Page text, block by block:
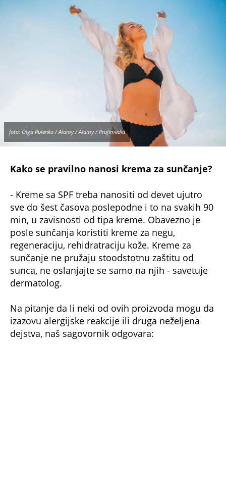
foto: Olga Rolenko / Alamy / Alamy / Profimedia
sve do šest časova poslepodne i to na svakih 90
min, u zavisnosti od tipa kreme. Obavezno je
posle sunčanja koristiti kreme za negu,
regeneraciju, rehidratraciju kože. Kreme za
sunčanje ne pružaju stoodstotnu zaštitu od
sunca, ne oslanjajte se samo na njih - savetuje
dermatolog.
izazovu alergijske reakcije ili druga neželjena
dejstva, naš sagovornik odgovara: